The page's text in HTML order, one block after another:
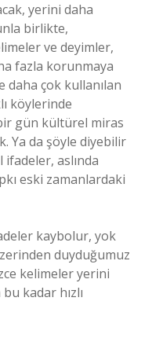
yerini daha
birlikte,
ve deyimler,
fazla korunmaya
daha çok kullanılan
köylerinde
gün kültürel miras
Ya da şöyle diyebilir
ifadeler, aslında
eski zamanlardaki
kaybolur, yok
duyduğumuz
kelimeler yerini
kadar hızlı